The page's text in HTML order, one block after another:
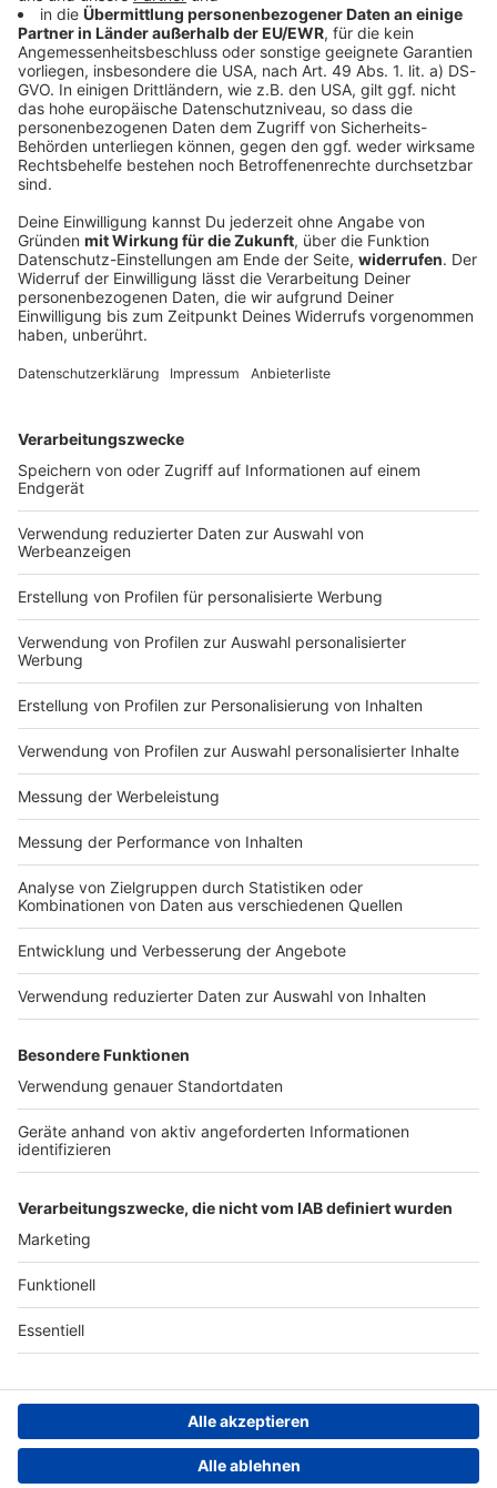
Hitze lässt in Bayern etwas nach - schwere
Unwetter im Süden
Die erste Ferienwoche geht hochsommerlich weiter:
Auch wenn die Temperatur im Freistaat um ein paar
ist mit Gewittern zu rechnen.
DEINE GEMERKTEN ARTIKEL
Du hast dir noch keine Artikel gemerkt
Markiere sie hierfür mit einem
Impressum
Nutzungsbedingungen
Jobs
Presse
Werben
Archiv
ANTENNE BAYERN GROUP
Stiftung ANTENNE BAYERN
hilft
Teilnahmebedingungen
Grounding Page ANTENNE
BAYERN
Kontakt
Studio-Hotline
Verkehrs-Hotline
Datenschutz­erklärung
einstellungen
Persönliche Datenkontrolle
Newsletter